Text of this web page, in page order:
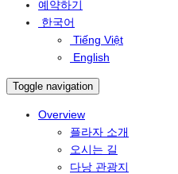
예약하기
한국어
Tiếng Việt
English
Toggle navigation
Overview
플라자 소개
오시는 길
다낭 관광지